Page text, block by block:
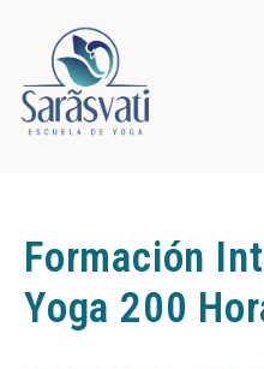
Formación
Yoga 200